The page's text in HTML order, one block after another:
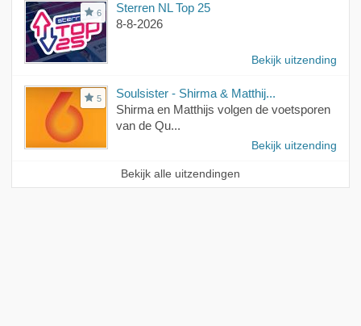
6
Sterren NL Top 25
8-8-2026
Bekijk uitzending
5
Soulsister - Shirma & Matthij...
Shirma en Matthijs volgen de voetsporen
van de Qu...
Bekijk uitzending
Bekijk alle uitzendingen